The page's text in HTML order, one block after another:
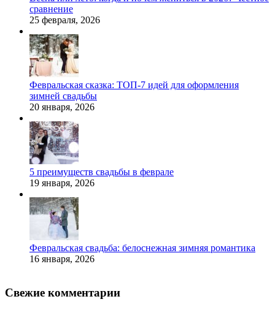
сравнение
25 февраля, 2026
Февральская сказка: ТОП-7 идей для оформления
зимней свадьбы
20 января, 2026
5 преимуществ свадьбы в феврале
19 января, 2026
Февральская свадьба: белоснежная зимняя романтика
16 января, 2026
Свежие комментарии